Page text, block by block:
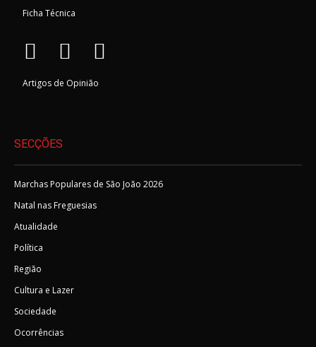
Ficha Técnica
Artigos de Opinião
SECÇÕES
Marchas Populares de São João 2026
Natal nas Freguesias
Atualidade
Política
Região
Cultura e Lazer
Sociedade
Ocorrências